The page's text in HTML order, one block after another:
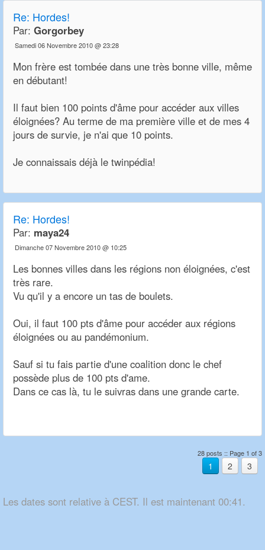
Re: Hordes!
Par: Gorgorbey
Samedi 06 Novembre 2010 @ 23:28
Mon frère est tombée dans une très bonne ville, même
en débutant!
Il faut bien 100 points d'âme pour accéder aux villes
éloignées? Au terme de ma première ville et de mes 4
jours de survie, je n'ai que 10 points.
Je connaissais déjà le twinpédia!
Re: Hordes!
Par: maya24
Dimanche 07 Novembre 2010 @ 10:25
Les bonnes villes dans les régions non éloignées, c'est
très rare.
Vu qu'il y a encore un tas de boulets.
Oui, il faut 100 pts d'âme pour accéder aux régions
éloignées ou au pandémonium.
Sauf si tu fais partie d'une coalition donc le chef
possède plus de 100 pts d'ame.
Dans ce cas là, tu le suivras dans une grande carte.
28 posts :: Page 1 of 3
1 2 3
Les dates sont relative à CEST. Il est maintenant 00:41.